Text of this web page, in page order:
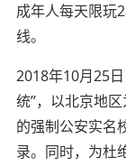
成年人每天限玩
线。
2018年10月25
统”，以北京地
的强制公安实名
录。同时，为杜